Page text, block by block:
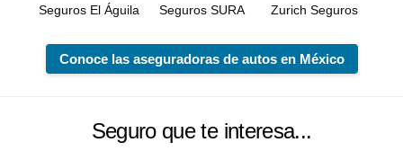
Seguros El Águila Seguros SURA Zurich Seguros
Conoce las aseguradoras de autos en México
Seguro que te interesa...